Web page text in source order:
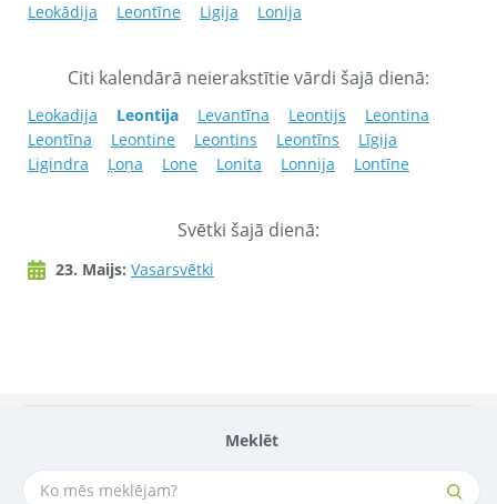
Meklēt
Leokādija Leontīne Ligija Lonija
Citi kalendārā neierakstītie vārdi šajā dienā:
Leokadija Leontija Levantīna Leontijs
Leontina
Leontīna
Leontine Leontins Leontīns
Līgija
Ligindra
Ļoņa Lone Lonita Lonnija Lontīne
Svētki šajā dienā:
23. Maijs: Vasarsvētki